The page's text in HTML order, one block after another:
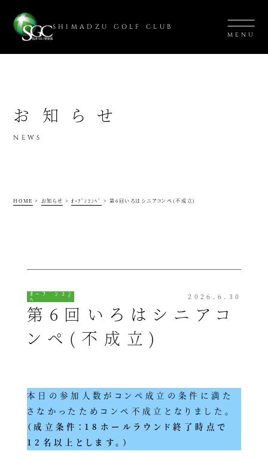
SHIMADZU GOLF CLUB
MENU
お知らせ
NEWS
HOME > お知らせ > ｵｰﾌﾟﾝｺﾝﾍﾟ >第6回いろはシニアコンペ(不成立)
ｵｰﾌﾟﾝｺﾝ
ﾍﾟ
第6回いろはシニアコ
ンペ(不成立)
2026.6.30
本日の参加人数がコンペ成立の条件に満た
さなかったためコンペ不成立となりました。
（成立条件：18ホールラウンド終了時点で
12名以上とします。）